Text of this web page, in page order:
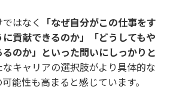
はなく
「なぜ自分がこの仕事をす
貢献できるのか」「どうしてもや
のか」といった問いにしっかりと
なキャリアの選択肢がより具体的な
能性も高まると感じています。